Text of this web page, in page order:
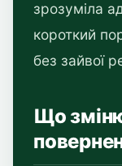
зрозуміла
короткий
без зайвої
Що